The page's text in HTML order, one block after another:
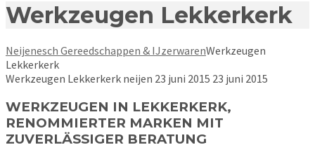
Werkzeugen Lekkerkerk
Neijenesch Gereedschappen & IJzerwarenWerkzeugen
Lekkerkerk
Werkzeugen Lekkerkerk neijen 23 juni 2015 23 juni 2015
WERKZEUGEN IN LEKKERKERK,
RENOMMIERTER MARKEN MIT
ZUVERLÄSSIGER BERATUNG